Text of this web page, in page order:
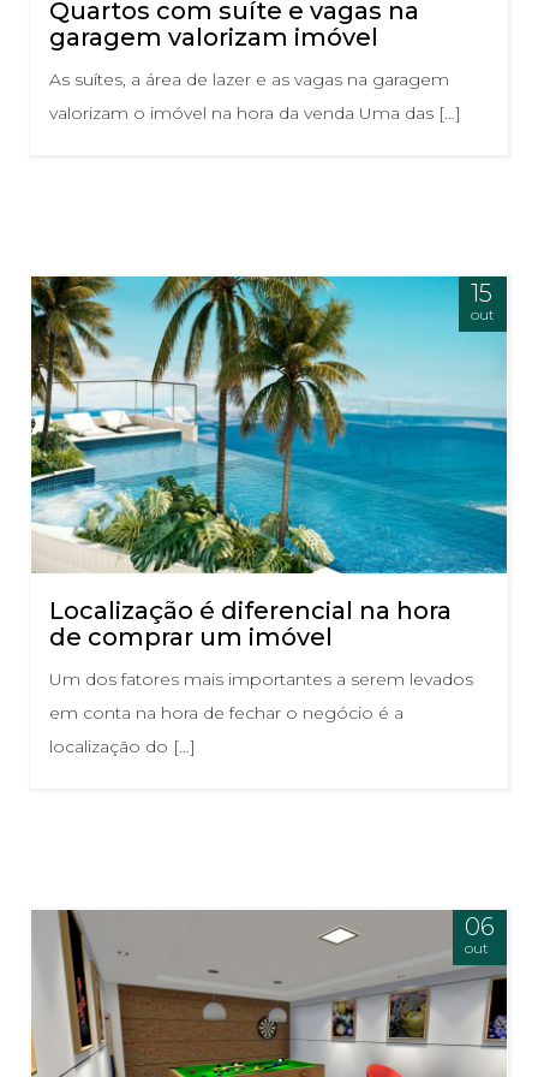
Quartos com suíte e vagas na
garagem valorizam imóvel
As suítes, a área de lazer e as vagas na garagem
valorizam o imóvel na hora da venda Uma das […]
15
out
Localização é diferencial na hora
de comprar um imóvel
Um dos fatores mais importantes a serem levados
em conta na hora de fechar o negócio é a
localização do […]
06
out